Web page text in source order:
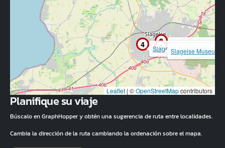
3
4 5 MovieHouse
Slagelse Børnefilmklub
Slagelse Museum
Leaflet | ©OpenStreetMapcontributors
Planifique su viaje
Búscalo en GraphHopper y obtén una sugerencia de ruta entre localidades.
Cambia la dirección de la ruta cambiando la ordenación sobre el mapa.